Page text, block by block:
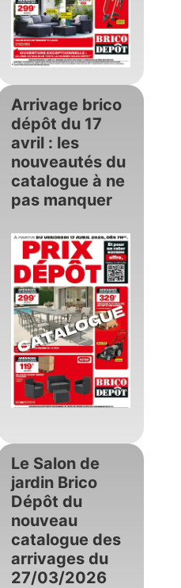
Arrivage brico
dépôt du 17
avril : les
nouveautés du
catalogue à ne
pas manquer
Le Salon de
jardin Brico
Dépôt du
nouveau
catalogue des
arrivages du
27/03/2026